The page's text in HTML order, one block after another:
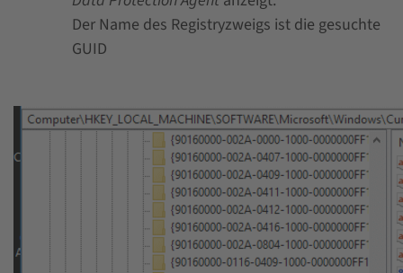
Der Name des Registryzweigs ist die gesuchte
GUID